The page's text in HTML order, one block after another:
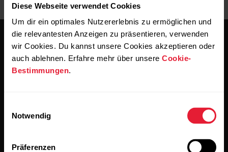
Diese Webseite verwendet Cookies
Um dir ein optimales Nutzererlebnis zu ermöglichen und
die relevantesten Anzeigen zu präsentieren, verwenden
wir Cookies. Du kannst unsere Cookies akzeptieren oder
auch ablehnen. Erfahre mehr über unsere Cookie-
Bestimmungen.
Notwendig
Präferenzen